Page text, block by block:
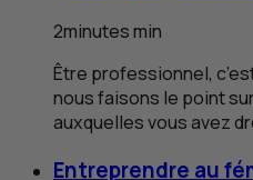
2minutesmin
Être professionnel,
nous faisons le point
auxquelles vous avez
Entreprendre au